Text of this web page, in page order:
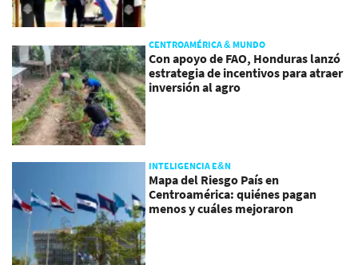
CENTROAMÉRICA & MUNDO
Con apoyo de FAO, Honduras lanzó
estrategia de incentivos para atraer
inversión al agro
INTELIGENCIA E&N
Mapa del Riesgo País en
Centroamérica: quiénes pagan
menos y cuáles mejoraron